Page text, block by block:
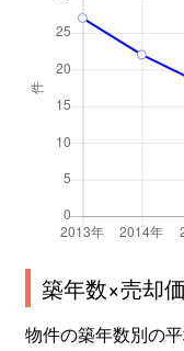
築年数×売却
物件の築年数別の